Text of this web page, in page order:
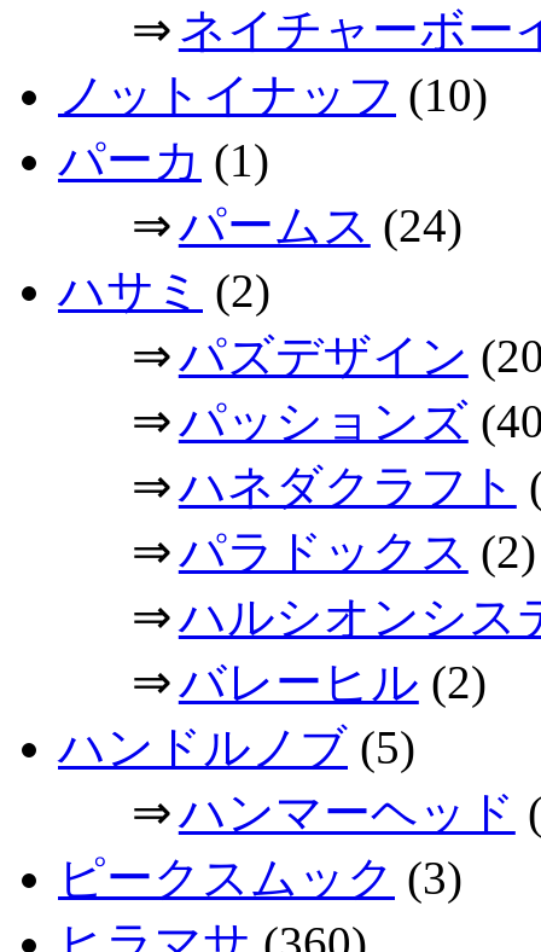
⇒ ネイチャーボー
ノットイナッフ (10)
パーカ (1)
⇒パームス (24)
ハサミ (2)
⇒パズデザイン
⇒パッションズ
⇒ハネダクラフト
⇒パラドックス (2)
⇒ハルシオンシス
⇒バレーヒル (2)
ハンドルノブ (5)
⇒ハンマーヘッド
ピークスムック (3)